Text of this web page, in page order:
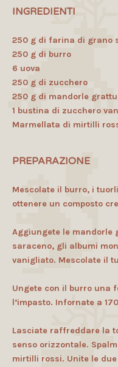
INGREDIENTI
250 g di farina di grano
250 g di burro
6 uova
250 g di zucchero
250 g di mandorle
1 bustina di zucchero
Marmellata di mirtilli
PREPARAZIONE
Mescolate il burro, i
ottenere un composto
Aggiungete le
saraceno, gli albumi
vanigliato. Mescolate il
Ungete con il burro una
l’impasto. Infornate a
Lasciate raffreddare la
senso orizzontale.
mirtilli rossi. Unite le